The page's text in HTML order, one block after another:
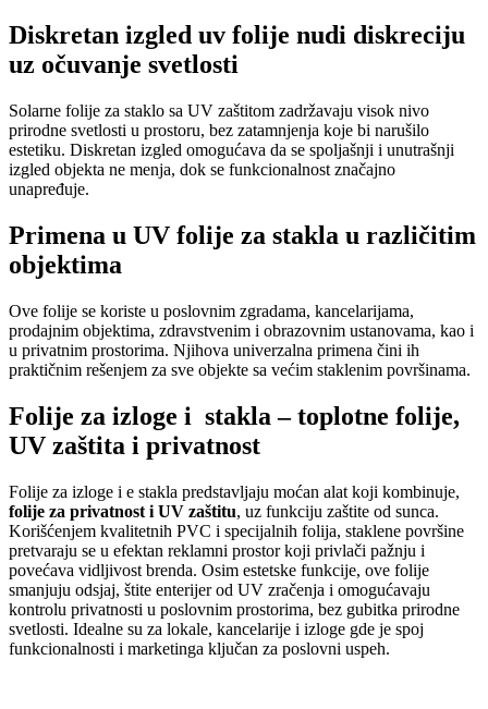
Diskretan izgled uv folije nudi diskreciju
uz očuvanje svetlosti
Solarne folije za staklo sa UV zaštitom zadržavaju visok nivo
prirodne svetlosti u prostoru, bez zatamnjenja koje bi narušilo
estetiku. Diskretan izgled omogućava da se spoljašnji i unutrašnji
izgled objekta ne menja, dok se funkcionalnost značajno
unapređuje.
Primena u UV folije za stakla u različitim
objektima
Ove folije se koriste u poslovnim zgradama, kancelarijama,
prodajnim objektima, zdravstvenim i obrazovnim ustanovama, kao i
u privatnim prostorima. Njihova univerzalna primena čini ih
praktičnim rešenjem za sve objekte sa većim staklenim površinama.
Folije za izloge i stakla – toplotne folije,
UV zaštita i privatnost
Folije za izloge i e stakla predstavljaju moćan alat koji kombinuje,
folije za privatnost i UV zaštitu, uz funkciju zaštite od sunca.
Korišćenjem kvalitetnih PVC i specijalnih folija, staklene površine
pretvaraju se u efektan reklamni prostor koji privlači pažnju i
povećava vidljivost brenda. Osim estetske funkcije, ove folije
smanjuju odsjaj, štite enterijer od UV zračenja i omogućavaju
kontrolu privatnosti u poslovnim prostorima, bez gubitka prirodne
svetlosti. Idealne su za lokale, kancelarije i izloge gde je spoj
funkcionalnosti i marketinga ključan za poslovni uspeh.